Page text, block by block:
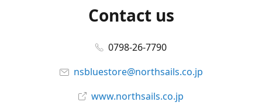
Contact us
0798-26-7790
nsbluestore@northsails.co.jp
www.northsails.co.jp